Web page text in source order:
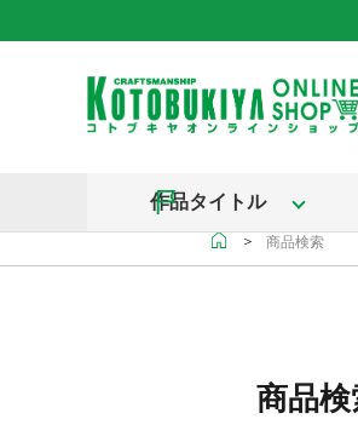
作品タイトル
＞ 商品検索
商品検